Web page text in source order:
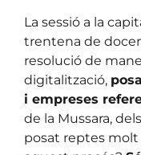
La sessió a la
trentena de
resolució de
digitalització,
i empreses
de la Mussara,
posat reptes